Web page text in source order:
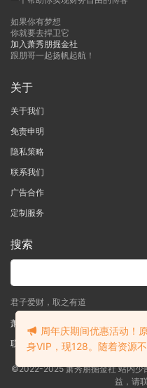
如果你有梦想
你就要去捍卫它
加入萧秀朋掘金社
跟朋哥一起扬帆起航！
关于
关于我们
免责申明
隐私策略
联系我们
广告合作
定制服务
搜索
君子爱财，取之有道
萧秀朋掘金社
联系客服(说明需求，勿问在否)
©2022-2025 萧秀朋掘金社 站内少
益，请
周年庆期间优惠活动！
身VIP，现128。随着资源